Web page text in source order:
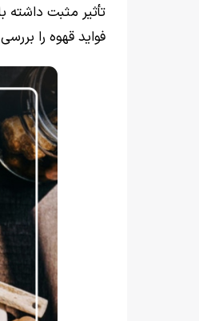
تأثیر مثبت داشته
فواید قهوه را